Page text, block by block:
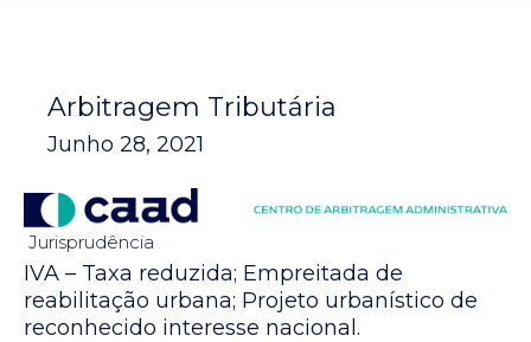
Arbitragem Tributária
Junho 28, 2021
Jurisprudência
IVA – Taxa reduzida; Empreitada de
reabilitação urbana; Projeto urbanístico de
reconhecido interesse nacional.